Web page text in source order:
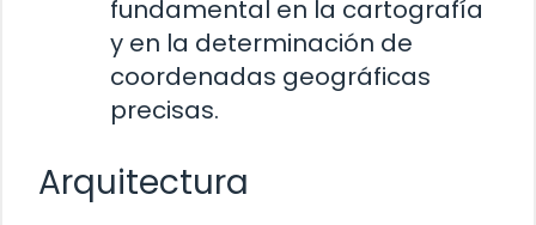
fundamental en la cartografía
y en la determinación de
coordenadas geográficas
precisas.
Arquitectura